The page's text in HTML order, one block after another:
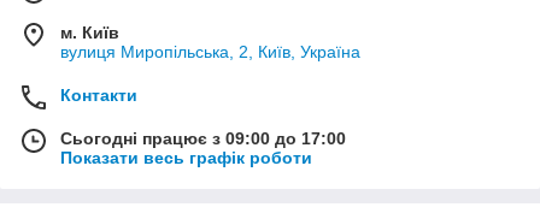
м. Київ
вулиця Миропільська, 2, Київ, Україна
Контакти
Сьогодні працює з 09:00 до 17:00
Показати весь графік роботи